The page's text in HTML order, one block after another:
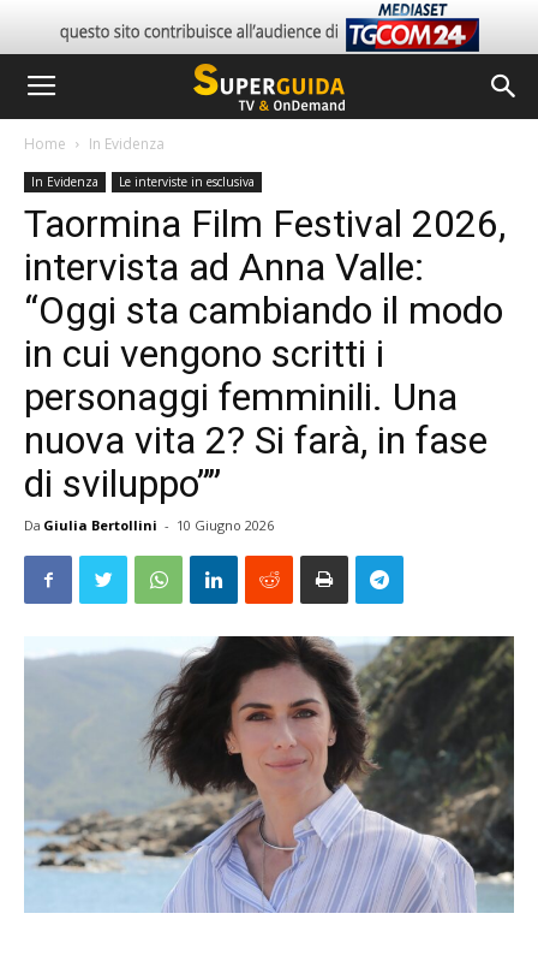
Home In Evidenza
In Evidenza Le interviste in esclusiva
Taormina Film Festival 2026,
intervista ad Anna Valle:
“Oggi sta cambiando il modo
in cui vengono scritti i
personaggi femminili. Una
nuova vita 2? Si farà, in fase
di sviluppo””
Da Giulia Bertollini - 10 Giugno 2026